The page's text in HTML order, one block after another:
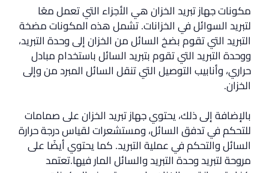
مكونات جهاز تبريد الخزان هي الأجزاء التي تعمل معًا
لتبريد السوائل في الخزانات. تشمل هذه المكونات مضخة
التبريد التي تقوم بضخ السائل من الخزان إلى وحدة التبريد،
ووحدة التبريد التي تقوم بتبريد السائل باستخدام مبادل
حراري، وأنابيب التوصيل التي تنقل السائل المبرد من وإلى
الخزان.
بالإضافة إلى ذلك، يحتوي جهاز تبريد الخزان على صمامات
للتحكم في تدفق السائل، ومستشعرات لقياس درجة حرارة
السائل والتحكم في عملية التبريد. كما يحتوي أيضًا على
مروحة لتبريد وحدة التبريد والسائل المار فيها.تعتمد